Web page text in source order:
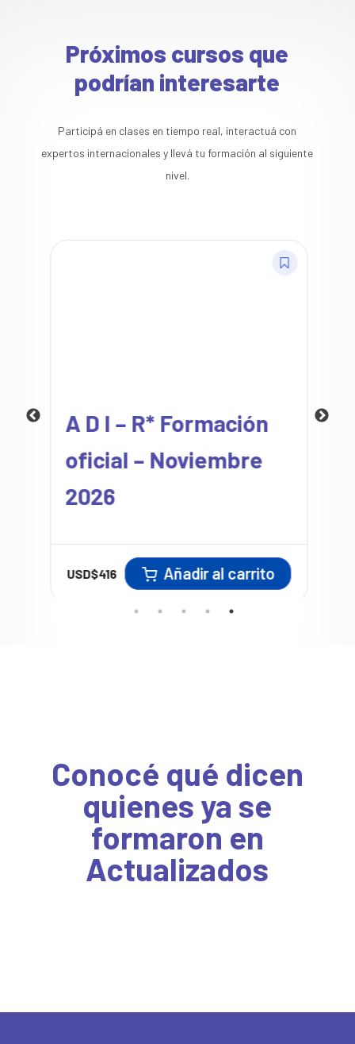
Próximos cursos que
podrían interesarte
Participá en clases en tiempo real, interactuá con
expertos internacionales y llevá tu formación al siguiente
nivel.
A D I – R* Formación
oficial – Noviembre
2026
USD$416 Añadir al carrito
Conocé qué dicen
quienes ya se
formaron en
Actualizados